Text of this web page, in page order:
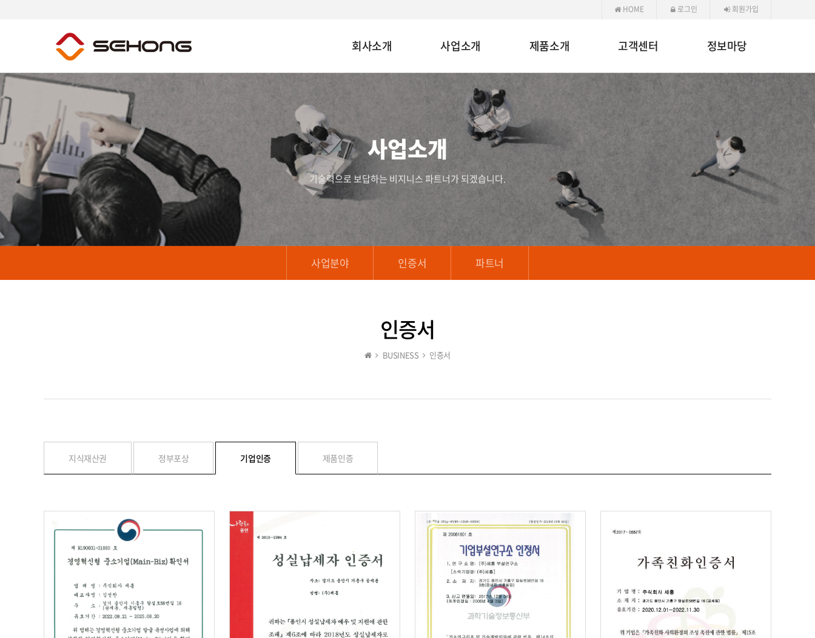
HOME 로그인 회원가입
회사소개 사업소개 제품소개 고객센터 정보마당
사업소개
기술력으로 보답하는 비지니스 파트너가 되겠습니다.
사업분야 인증서 파트너
인증서
BUSINESS 인증서
지식재산권 정부포상 기업인증 제품인증